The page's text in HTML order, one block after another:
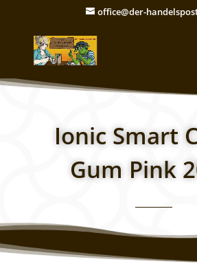
office@der-
Ionic Smart
Gum Pink